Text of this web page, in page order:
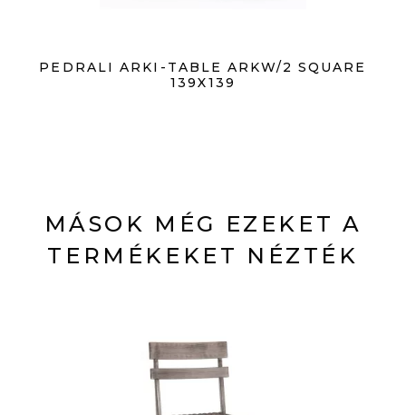
PEDRALI ARKI-TABLE ARKW/2 SQUARE
139X139
MÁSOK MÉG EZEKET A
TERMÉKEKET NÉZTÉK